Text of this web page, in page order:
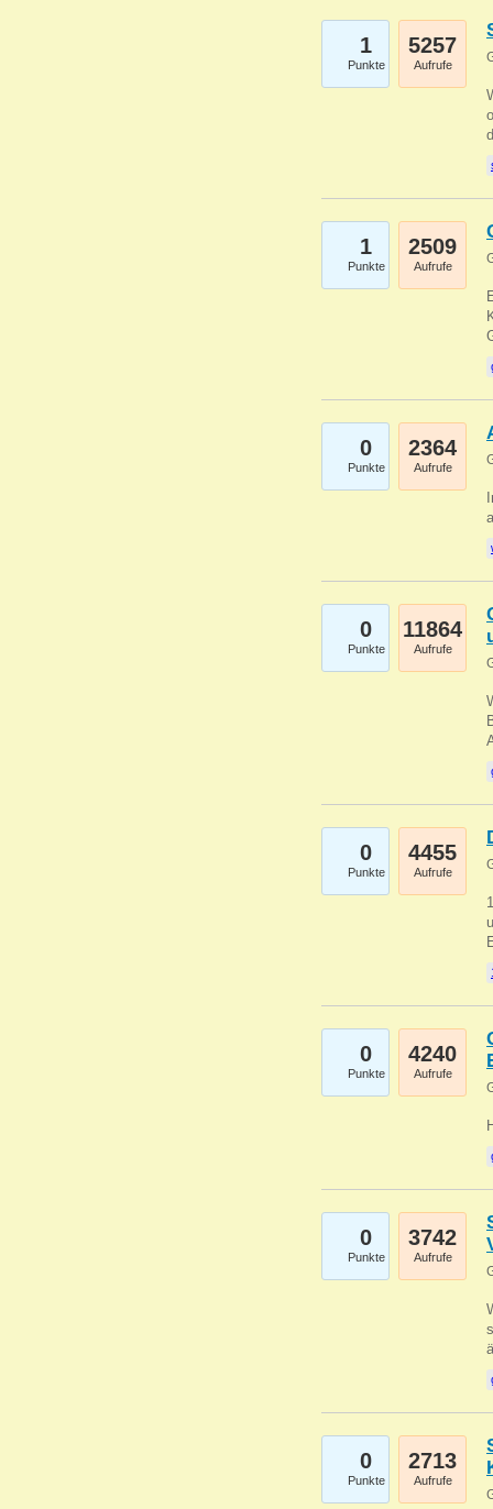
1
Punkte
5257
Aufrufe
1
Punkte
2509
Aufrufe
0
Punkte
2364
Aufrufe
0
Punkte
11864
Aufrufe
0
Punkte
4455
Aufrufe
0
Punkte
4240
Aufrufe
0
Punkte
3742
Aufrufe
0
Punkte
2713
Aufrufe